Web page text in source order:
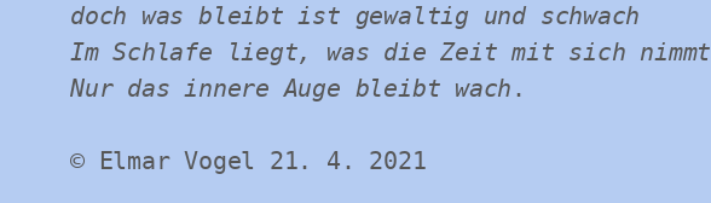
doch was bleibt ist gewaltig und schwach
Im Schlafe liegt, was die Zeit mit sich nimmt
Nur das innere Auge bleibt wach .
© Elmar Vogel 21. 4. 2021